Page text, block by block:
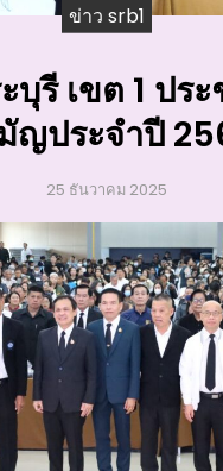
ข่าว srb1
บุรี เขต 1 ปร
ญประจำปี
25 ธันวาคม 2025